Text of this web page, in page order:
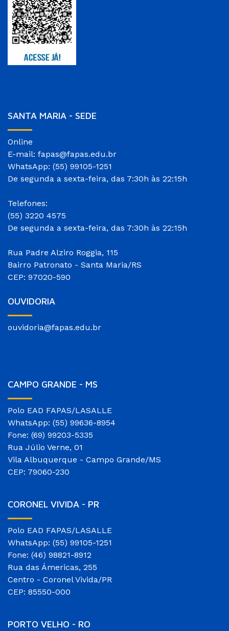
SANTA MARIA - SEDE
Online
E-mail: fapas@fapas.edu.br
WhatsApp: (55) 99105-1251
De segunda a sexta-feira, das 7:30h às 22:15h
Telefones:
(55) 3220 4575
De segunda a sexta-feira, das 7:30h às 22:15h
Rua Padre Alziro Roggia, 115
Bairro Patronato - Santa Maria/RS
CEP: 97020-590
OUVIDORIA
ouvidoria@fapas.edu.br
CAMPO GRANDE - MS
Polo EAD FAPAS/LASALLE
WhatsApp: (55) 99636-8954
Fone: (69) 99203-5335
Rua Júlio Verne, 01
Vila Albuquerque - Campo Grande/MS
CEP: 79060-230
CORONEL VIVIDA - PR
Polo EAD FAPAS/LASALLE
WhatsApp: (55) 99105-1251
Fone: (46) 98821-8912
Rua das Ámericas, 255
Centro - Coronel Vivida/PR
CEP: 85550-000
PORTO VELHO - RO